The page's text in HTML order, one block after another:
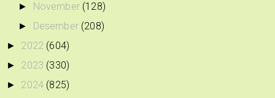
► November (128)
► Desember (208)
► 2022 (604)
► 2023 (330)
► 2024 (825)